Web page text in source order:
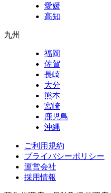
愛媛
高知
九州
福岡
佐賀
長崎
大分
熊本
宮崎
鹿児島
沖縄
ご利用規約
プライバシーポリシー
運営会社
採用情報